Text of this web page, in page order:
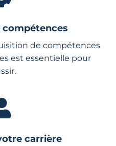
compétences
de compétences
est essentielle pour
carrière